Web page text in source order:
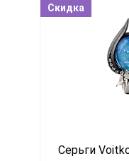
Скидка
Серьги